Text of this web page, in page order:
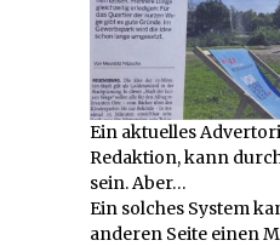
Ein aktuelles
Redaktion, kann
sein. Aber…
Ein solches System
anderen Seite einen